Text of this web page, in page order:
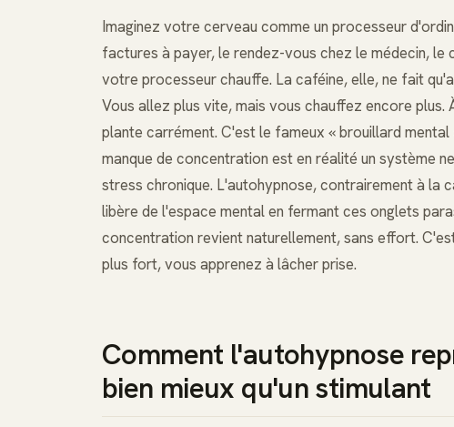
Imaginez votre cerveau comme un processeur
factures à payer, le rendez-vous chez le médecin,
votre processeur chauffe. La caféine, elle, ne fait
Vous allez plus vite, mais vous chauffez encore
plante carrément. C'est le fameux « brouillard
manque de concentration est en réalité un système
stress chronique. L'autohypnose, contrairement à la
libère de l'espace mental en fermant ces onglets
concentration revient naturellement, sans effort.
plus fort, vous apprenez à lâcher prise.
Comment l'autohypnose
bien mieux qu'un stimulant